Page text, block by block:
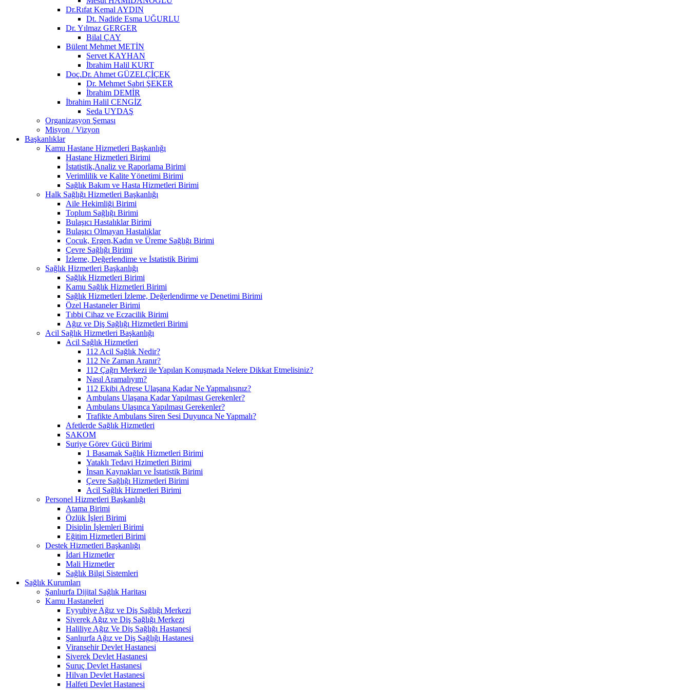
Dr.Rıfat Kemal AYDIN
Dt. Nadide Esma UĞURLU
Dr. Yılmaz GERGER
Bilal ÇAY
Bülent Mehmet METİN
Servet KAYHAN
İbrahim Halil KURT
Doç.Dr. Ahmet GÜZELÇİÇEK
Dr. Mehmet Sabri ŞEKER
İbrahim DEMİR
İbrahim Halil CENGİZ
Seda UYDAŞ
Organizasyon Şeması
Misyon / Vizyon
Başkanlıklar
Kamu Hastane Hizmetleri Başkanlığı
Hastane Hizmetleri Birimi
İstatistik,Analiz ve Raporlama Birimi
Verimlilik ve Kalite Yönetimi Birimi
Sağlık Bakım ve Hasta Hizmetleri Birimi
Halk Sağlığı Hizmetleri Başkanlığı
Aile Hekimliği Birimi
Toplum Sağlığı Birimi
Bulaşıcı Hastalıklar Birimi
Bulaşıcı Olmayan Hastalıklar
Çocuk, Ergen,Kadın ve Üreme Sağlığı Birimi
Çevre Sağlığı Birimi
İzleme, Değerlendime ve İstatistik Birimi
Sağlık Hizmetleri Başkanlığı
Sağlık Hizmetleri Birimi
Kamu Sağlık Hizmetleri Birimi
Sağlık Hizmetleri İzleme, Değerlendirme ve Denetimi Birimi
Özel Hastaneler Birimi
Tıbbi Cihaz ve Eczacilik Birimi
Ağız ve Diş Sağlığı Hizmetleri Birimi
Acil Sağlık Hizmetleri Başkanlığı
Acil Sağlık Hizmetleri
112 Acil Sağlık Nedir?
112 Ne Zaman Aranır?
112 Çağrı Merkezi ile Yapılan Konuşmada Nelere Dikkat Etmelisiniz?
Nasıl Aramalıyım?
112 Ekibi Adrese Ulaşana Kadar Ne Yapmalısınız?
Ambulans Ulaşana Kadar Yapılması Gerekenler?
Ambulans Ulaşınca Yapılması Gerekenler?
Trafikte Ambulans Siren Sesi Duyunca Ne Yapmalı?
Afetlerde Sağlık Hizmetleri
SAKOM
Suriye Görev Gücü Birimi
1 Basamak Sağlık Hizmetleri Birimi
Yataklı Tedavi Hzimetleri Birimi
İnsan Kaynakları ve İstatistik Birimi
Çevre Sağlığı Hizmetleri Birimi
Acil Sağlık Hizmetleri Birimi
Personel Hizmetleri Başkanlığı
Atama Birimi
Özlük İşleri Birimi
Disiplin İşlemleri Birimi
Eğitim Hizmetleri Birimi
Destek Hizmetleri Başkanlığı
İdari Hizmetler
Mali Hizmetler
Sağlık Bilgi Sistemleri
Sağlık Kurumları
Şanlıurfa Dijital Sağlık Haritası
Kamu Hastaneleri
Eyyubiye Ağız ve Diş Sağlığı Merkezi
Siverek Ağız ve Diş Sağlığı Merkezi
Haliliye Ağız Ve Diş Sağlığı Hastanesi
Şanlıurfa Ağız ve Diş Sağlığı Hastanesi
Viransehir Devlet Hastanesi
Siverek Devlet Hastanesi
Suruç Devlet Hastanesi
Hilvan Devlet Hastanesi
Halfeti Devlet Hastanesi